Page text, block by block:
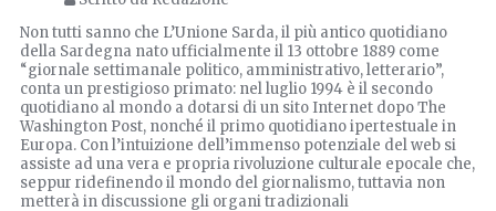
Non tutti sanno che L’Unione Sarda, il più antico quotidiano
della Sardegna nato ufficialmente il 13 ottobre 1889 come
“giornale settimanale politico, amministrativo, letterario”,
conta un prestigioso primato: nel luglio 1994 è il secondo
quotidiano al mondo a dotarsi di un sito Internet dopo The
Washington Post, nonché il primo quotidiano ipertestuale in
Europa. Con l’intuizione dell’immenso potenziale del web si
assiste ad una vera e propria rivoluzione culturale epocale che,
seppur ridefinendo il mondo del giornalismo, tuttavia non
metterà in discussione gli organi tradizionali